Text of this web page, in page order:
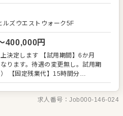
いてのアイデアも大歓迎です。
受付 ・お客様からのメール、電話
案内 ・クローク業務 ・会計 など
た業務からお任せしますので、
ください。先輩スタッフがあなた
ト。経験が浅い方やブランクのあ
できる環境です。 ゆくゆくは、リ
アマネージャーなどへの昇格をめ
リーいただくか『クックビズ転職
ください！
ルズウエストウォーク5F
400,000円
【試用期間】6か月
ります。待遇の変更無し。試用期
【固定残業代】15時間分
含む。超過分は別途支給
求人番号：Job000-146-024